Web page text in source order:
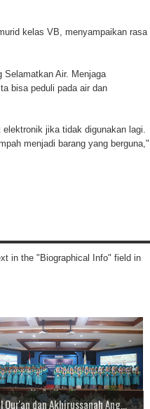
kelas VB, menyampaikan rasa
Air. Menjaga
bisa peduli pada air dan
jika tidak digunakan lagi.
menjadi barang yang berguna,"
in the "Biographical Info" field in
Qur'an dan Akhirussanah Ang...